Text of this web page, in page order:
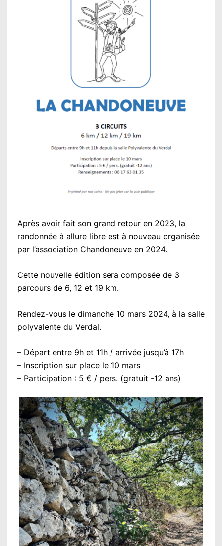
Après avoir fait son grand retour en 2023, la
randonnée à allure libre est à nouveau organisée
par l’association Chandoneuve en 2024.
Cette nouvelle édition sera composée de 3
parcours de 6, 12 et 19 km.
Rendez-vous le dimanche 10 mars 2024, à la salle
polyvalente du Verdal.
– Départ entre 9h et 11h / arrivée jusqu’à 17h
– Inscription sur place le 10 mars
– Participation : 5 € / pers. (gratuit -12 ans)